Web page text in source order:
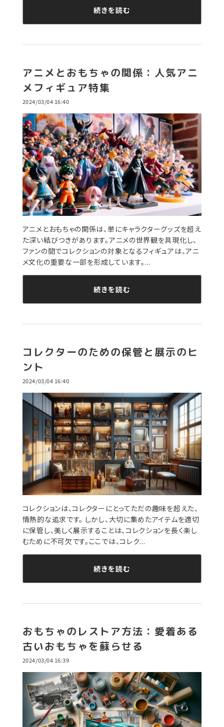
続きを読む
アニメとおもちゃの関係：人気アニ
メフィギュア特集
2024/03/04 16:40
アニメとおもちゃの関係は、単にキャラクターグッズを超え
た深い結びつきがあります。アニメの世界観を具現化し、
ファンの間でコレクションの対象となるフィギュアは、アニ
メ文化の重要な一部を形成しています。...
続きを読む
コレクターのための保管と展示のヒ
ント
2024/03/04 16:40
コレクションは、コレクターにとってただの趣味を超えた、
情熱的な追求です。 しかし、大切に集めたアイテムを適切
に保管し、美しく展示することは、コレクションを長く楽し
むために不可欠です。ここでは、コレク...
続きを読む
おもちゃのレストア方法：愛着ある
古いおもちゃを蘇らせる
2024/03/04 16:39